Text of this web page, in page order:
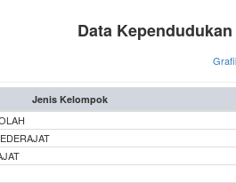
Data
Jenis Kelompok